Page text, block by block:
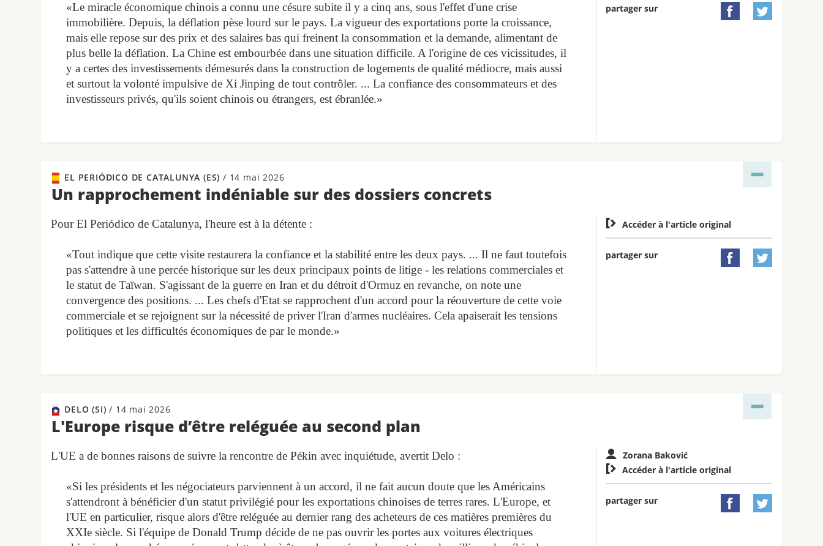
«Le miracle économique chinois a connu une césure subite il y a cinq ans, sous l'effet d'une crise
immobilière. Depuis, la déflation pèse lourd sur le pays. La vigueur des exportations porte la croissance,
mais elle repose sur des prix et des salaires bas qui freinent la consommation et la demande, alimentant de
plus belle la déflation. La Chine est embourbée dans une situation difficile. A l'origine de ces vicissitudes, il
y a certes des investissements démesurés dans la construction de logements de qualité médiocre, mais aussi
et surtout la volonté impulsive de Xi Jinping de tout contrôler. ... La confiance des consommateurs et des
investisseurs privés, qu'ils soient chinois ou étrangers, est ébranlée.»
partager sur  
EL PERIÓDICO DE CATALUNYA (ES) / 14 mai 2026
Un rapprochement indéniable sur des dossiers concrets
Pour El Periódico de Catalunya, l'heure est à la détente :
«Tout indique que cette visite restaurera la confiance et la stabilité entre les deux pays. ... Il ne faut toutefois
pas s'attendre à une percée historique sur les deux principaux points de litige - les relations commerciales et
le statut de Taïwan. S'agissant de la guerre en Iran et du détroit d'Ormuz en revanche, on note une
convergence des positions. ... Les chefs d'Etat se rapprochent d'un accord pour la réouverture de cette voie
commerciale et se rejoignent sur la nécessité de priver l'Iran d'armes nucléaires. Cela apaiserait les tensions
politiques et les difficultés économiques de par le monde.»
 Accéder à l'article original
partager sur  
DELO (SI)/ 14 mai 2026
L'Europe risque d’être reléguée au second plan
L'UE a de bonnes raisons de suivre la rencontre de Pékin avec inquiétude, avertit Delo :
«Si les présidents et les négociateurs parviennent à un accord, il ne fait aucun doute que les Américains
s'attendront à bénéficier d'un statut privilégié pour les exportations chinoises de terres rares. L'Europe, et
l'UE en particulier, risque alors d'être reléguée au dernier rang des acheteurs de ces matières premières du
XXIe siècle. Si l'équipe de Donald Trump décide de ne pas ouvrir les portes aux voitures électriques
Zorana Baković
 Accéder à l'article original
partager sur  